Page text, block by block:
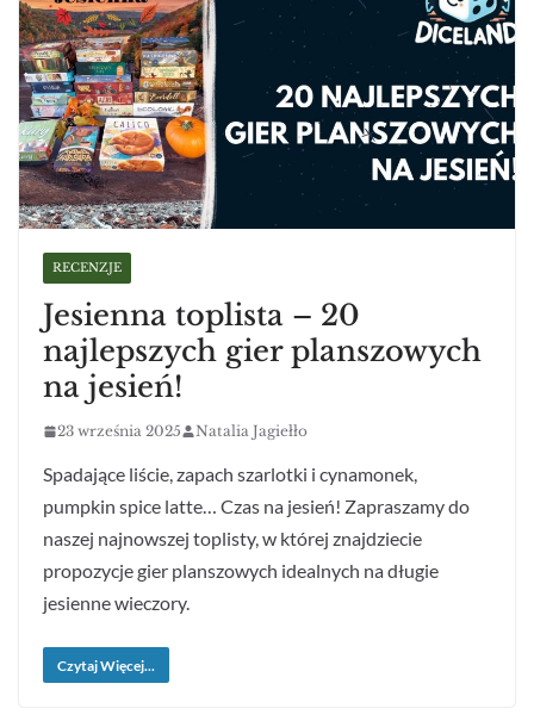
RECENZJE
Jesienna toplista – 20
najlepszych gier planszowych
na jesień!
23 września 2025 Natalia Jagiełło
Spadające liście, zapach szarlotki i cynamonek,
pumpkin spice latte… Czas na jesień! Zapraszamy do
naszej najnowszej toplisty, w której znajdziecie
propozycje gier planszowych idealnych na długie
jesienne wieczory.
Czytaj Więcej...